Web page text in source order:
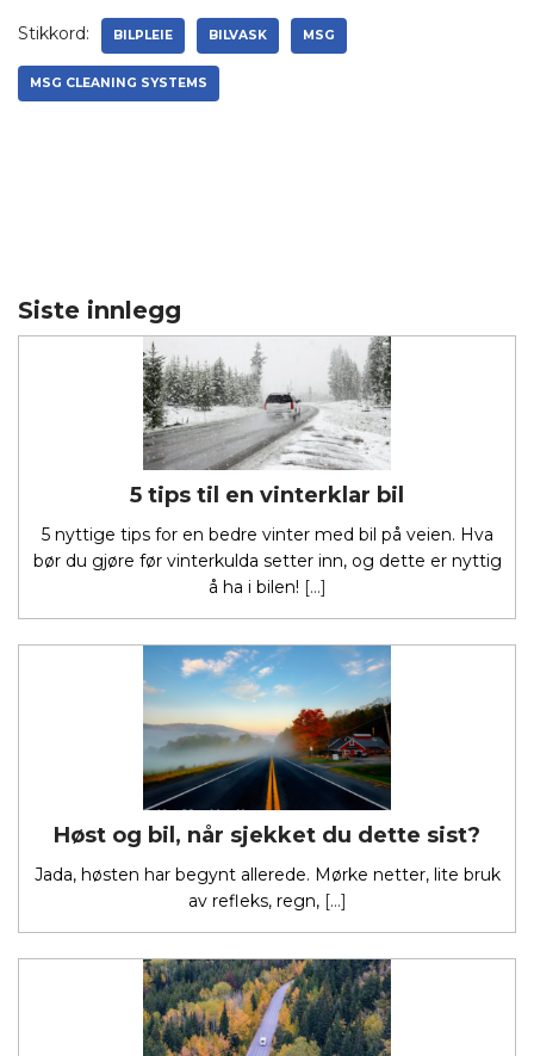
Stikkord: BILPLEIE BILVASK MSG
MSG CLEANING SYSTEMS
Siste innlegg
5 tips til en vinterklar bil
5 nyttige tips for en bedre vinter med bil på veien. Hva
bør du gjøre før vinterkulda setter inn, og dette er nyttig
å ha i bilen! […]
Høst og bil, når sjekket du dette sist?
Jada, høsten har begynt allerede. Mørke netter, lite bruk
av refleks, regn, […]